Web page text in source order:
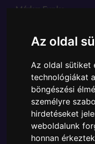
Az oldal
Az oldal sütiket
technológiákat
böngészési
személyre
hirdetéseket
weboldalunk
honnan
Márka: Funko
Ára:9390 Ft
A Funko Bitty POP
- Bitty ! Boxes
Hogwarts Castle,
azaz - POP In a Box
TOVÁBB A